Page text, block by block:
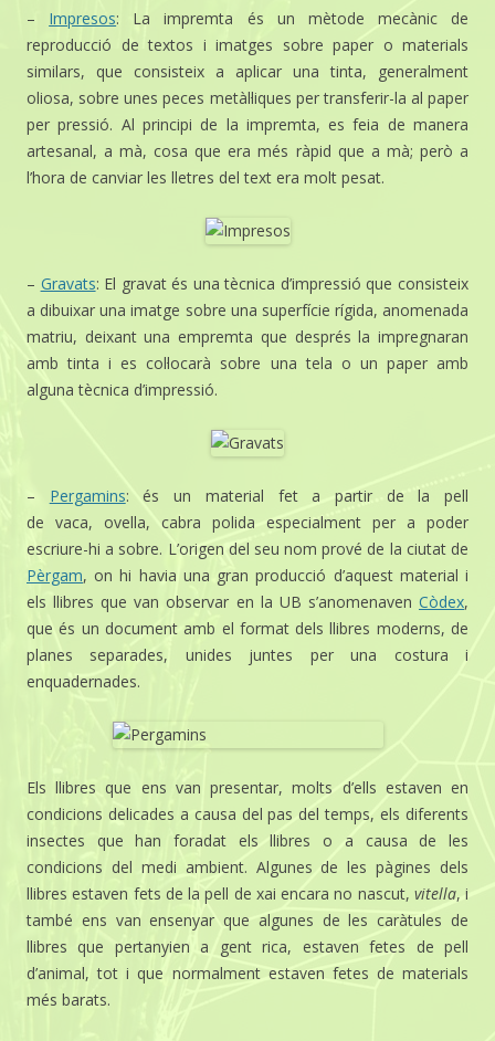
– Impresos: La impremta és un mètode mecànic de
reproducció de textos i imatges sobre paper o materials
similars, que consisteix a aplicar una tinta, generalment
oliosa, sobre unes peces metàl·liques per transferir-la al paper
per pressió. Al principi de la impremta, es feia de manera
artesanal, a mà, cosa que era més ràpid que a mà; però a
l’hora de canviar les lletres del text era molt pesat.
– Gravats: El gravat és una tècnica d’impressió que consisteix
a dibuixar una imatge sobre una superfície rígida, anomenada
matriu, deixant una empremta que després la impregnaran
amb tinta i es col·locarà sobre una tela o un paper amb
alguna tècnica d’impressió.
– Pergamins: és un material fet a partir de la pell
de vaca, ovella, cabra polida especialment per a poder
escriure-hi a sobre. L’origen del seu nom prové de la ciutat de
Pèrgam, on hi havia una gran producció d’aquest material i
els llibres que van observar en la UB s’anomenaven Còdex,
que és un document amb el format dels llibres moderns, de
planes separades, unides juntes per una costura i
enquadernades.
Els llibres que ens van presentar, molts d’ells estaven en
condicions delicades a causa del pas del temps, els diferents
insectes que han foradat els llibres o a causa de les
condicions del medi ambient. Algunes de les pàgines dels
llibres estaven fets de la pell de xai encara no nascut, vitella, i
també ens van ensenyar que algunes de les caràtules de
llibres que pertanyien a gent rica, estaven fetes de pell
d’animal, tot i que normalment estaven fetes de materials
més barats.